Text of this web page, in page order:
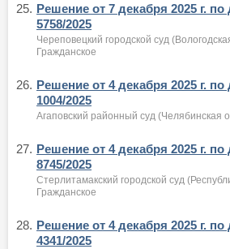
25. Решение от 7 декабря 2025 г.
5758/2025
Череповецкий городской суд
Гражданское
26. Решение от 4 декабря 2025 г.
1004/2025
Агаповский районный суд (Челябинская
27. Решение от 4 декабря 2025 г.
8745/2025
Стерлитамакский городской суд
Гражданское
28. Решение от 4 декабря 2025 г.
4341/2025